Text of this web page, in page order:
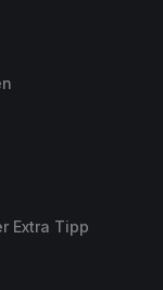
Extra Tipp